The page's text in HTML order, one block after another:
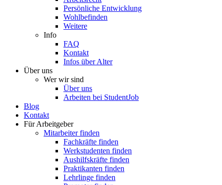
Persönliche Entwicklung
Wohlbefinden
Weitere
Info
FAQ
Kontakt
Infos über Alter
Über uns
Wer wir sind
Über uns
Arbeiten bei StudentJob
Blog
Kontakt
Für Arbeitgeber
Mitarbeiter finden
Fachkräfte finden
Werkstudenten finden
Aushilfskräfte finden
Praktikanten finden
Lehrlinge finden